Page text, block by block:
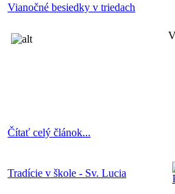
Vianočné besiedky v triedach
Čítať celý článok...
Tradície v škole - Sv. Lucia